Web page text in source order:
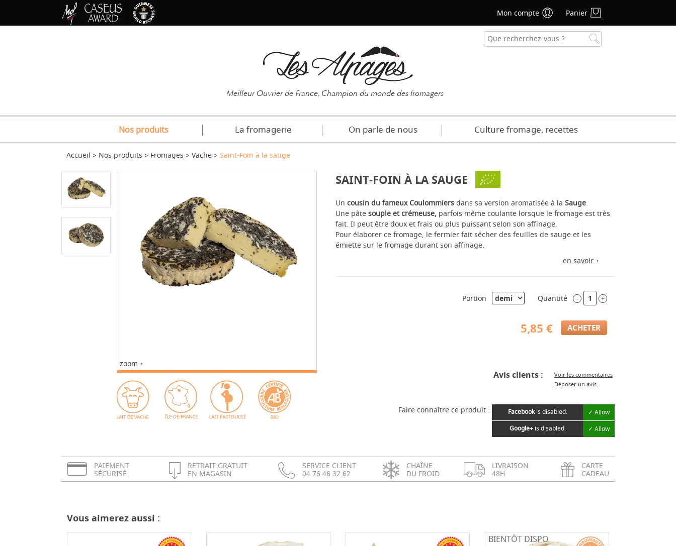
Meilleur Ouvrier de France, Champion du monde des fromagers
Nos produits La fromagerie On parle de nous Culture fromage, recettes
Accueil Nos produits Fromages Vache Saint-Foin à la sauge
SAINT-FOIN À LA SAUGE
Un cousin du fameux Coulommiersdans sa version aromatisée à la Sauge.
Une pâtesouple et crémeuse, parfois même coulante lorsque le fromage est très
fait. Il peut être doux et frais ou plus puissant selon son affinage.
Pour élaborer ce fromage, le fermier fait sécher des feuilles de sauge et les
émiette sur le fromage durant son affinage.
en savoir +
Portion Quantité - +
5,85 €
Avis clients :
Voir les commentaires
Déposer un avis
Faire connaître ce produit : Facebookis disabled.
✓ Allow
Google+is disabled. ✓ Allow
zoom +
PAIEMENT
SÉCURISÉ
RETRAIT GRATUIT
EN MAGASIN
SERVICE CLIENT
04 76 46 32 62
CHAÎNE
DU FROID
LIVRAISON
48H
CARTE
CADEAU
Vous aimerez aussi :
BIENTÔT DISPO
Mon compte Panier